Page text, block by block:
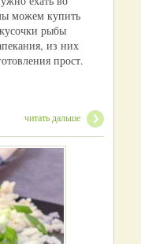
можем купить
рыбы
из них
прост.
читать дальше